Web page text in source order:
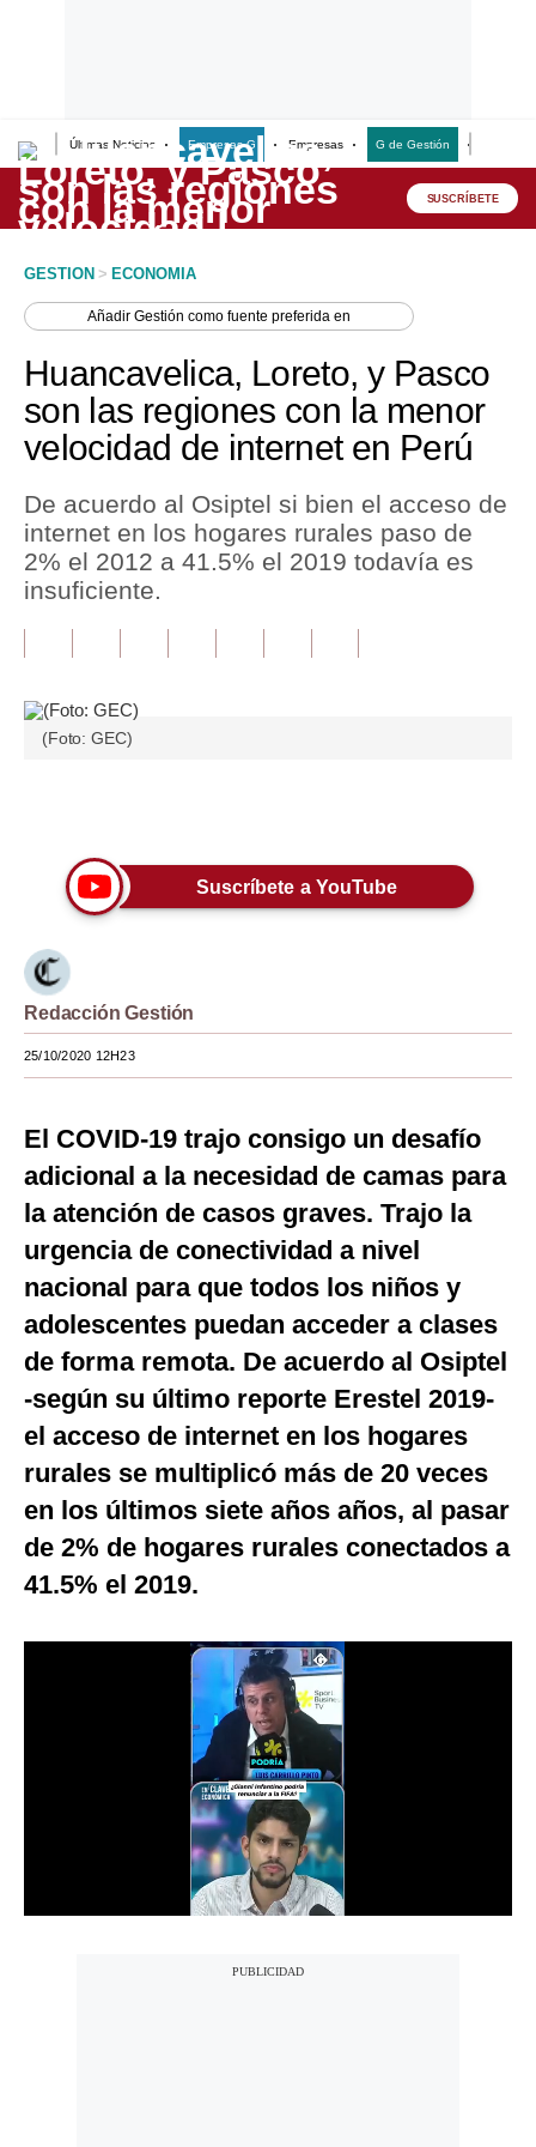
Últimas Noticias Empresas G Empresas G de Gestión
Lo último
Peru Quiosco
Economía
Mercados
Política
Tu Dinero
Finanzas Personales
Plus G
Pregunta de hoy
Tendencias
Lujo
Viajes
Mundo
EEUU
México
España
Internacional
Tecnología
Mix
G de Gestión
SUSCRÍBETE
GESTION > ECONOMIA
AñadirGestión como fuente preferida en
Huancavelica, Loreto, y Pasco
son las regiones con la menor
velocidad de internet en Perú
De acuerdo al Osiptel si bien el acceso de
internet en los hogares rurales paso de
2% el 2012 a 41.5% el 2019 todavía es
insuficiente.
(Foto: GEC)
Suscríbete a YouTube
Redacción Gestión
25/10/2020 12H23
El COVID-19 trajo consigo un desafío
adicional a la necesidad de camas para
la atención de casos graves. Trajo la
urgencia de conectividad a nivel
nacional para que todos los niños y
adolescentes puedan acceder a clases
de forma remota. De acuerdo al Osiptel
-según su último reporte Erestel 2019-
el acceso de internet en los hogares
rurales se multiplicó más de 20 veces
en los últimos siete años años, al pasar
de 2% de hogares rurales conectados a
41.5% el 2019.